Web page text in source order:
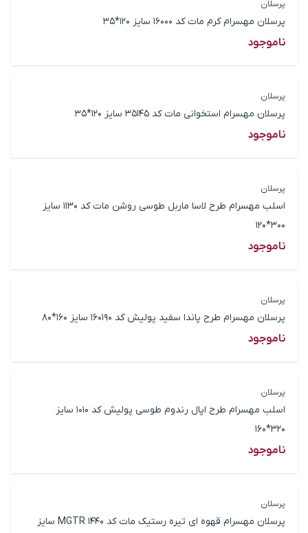
پرسلان
پرسلان مهسرام کرم مات کد 16000 سایز 120*35
ناموجود
پرسلان
پرسلان مهسرام استخوانی مات کد 35145 سایز 120*35
ناموجود
پرسلان
اسلب مهسرام طرح لاسا ماربل طوسی روشن مات کد 1130 سایز
300*120
ناموجود
پرسلان
پرسلان مهسرام طرح پاندا سفید پولیش کد 160190 سایز 160*80
ناموجود
پرسلان
اسلب مهسرام طرح اپال رندوم طوسی پولیش کد 1010 سایز
320*160
ناموجود
پرسلان
پرسلان مهسرام قهوه ای تیره رستیک مات کد 1440 MGTR سایز